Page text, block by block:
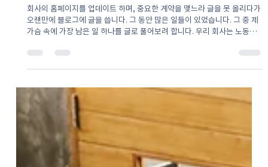
1기 노동자 이사의 퇴임을 바라보며
회사의 홈페이지를 업데이트 하며, 중요한 계약을 맺느라 글을 못 올리다가
가슴 속에 가장 남은 일 하나를 글로 풀어보려 합니다. 우리 회사는 노동자
이사 제도가...